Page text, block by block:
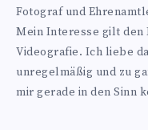
Fotograf und
Mein Interesse gilt den
Videografie. Ich liebe
unregelmäßig und zu
mir gerade in den Sinn